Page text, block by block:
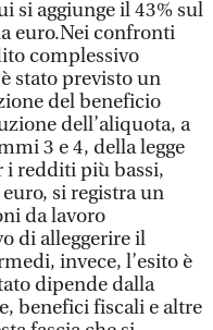
si aggiunge il 43% sul
euro.Nei confronti
complessivo
stato previsto un
del beneficio
dell’aliquota, a
3 e 4, della legge
i redditi più bassi,
si registra un
da lavoro
di alleggerire il
invece, l’esito è
dipende dalla
benefici fiscali e altre